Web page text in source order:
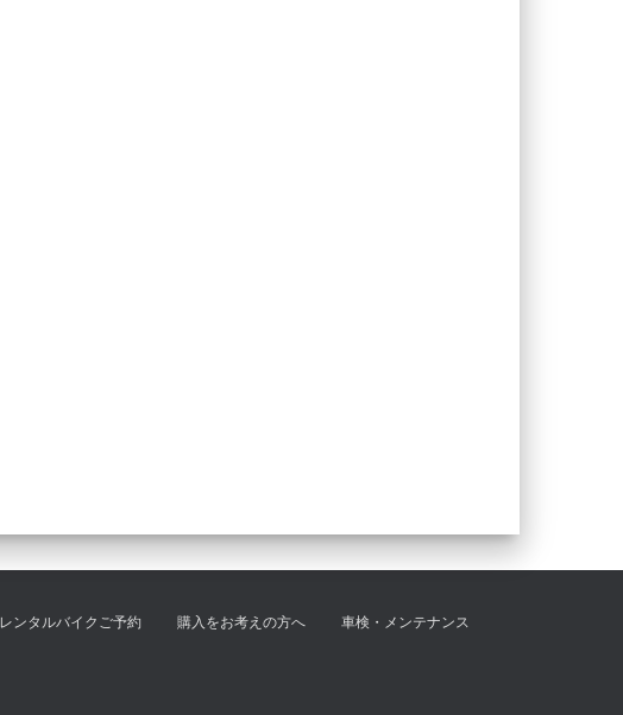
レンタルバイクご予約 購入をお考えの方へ 車検・メンテナンス